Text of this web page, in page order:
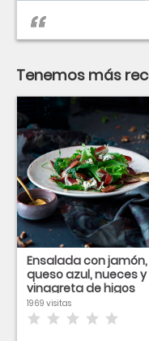
Tenemos más
Ensalada con jamón,
queso azul, nueces y
vinagreta de higos
1969 visitas